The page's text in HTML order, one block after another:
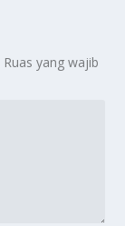
Ruas yang wajib